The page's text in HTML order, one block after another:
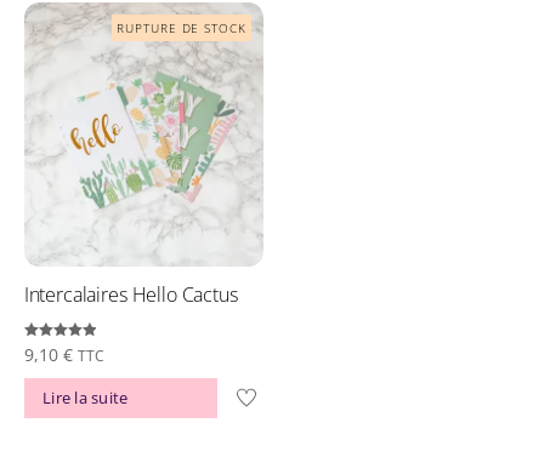
Intercalaires Hello Cactus
Note
4.88
sur 5
9,10 € TTC
Lire la suite